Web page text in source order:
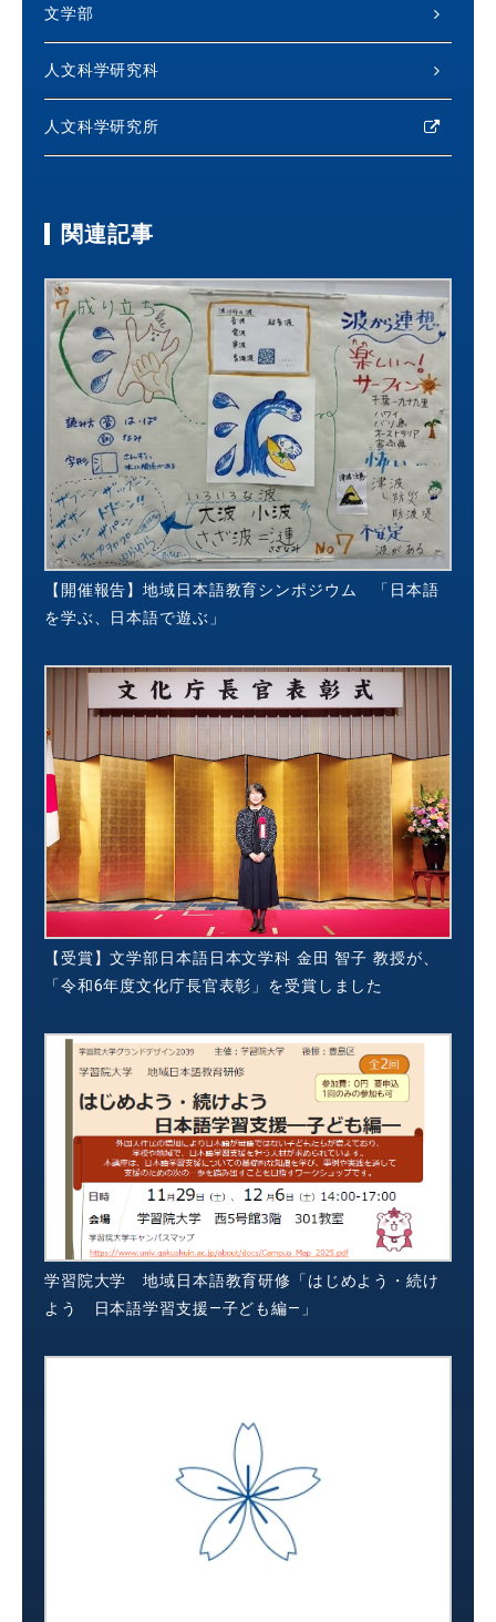
文学部
人文科学研究科
人文科学研究所
関連記事
【開催報告】地域日本語教育シンポジウム 「日本語
を学ぶ、日本語で遊ぶ」
【受賞】文学部日本語日本文学科 金田 智子 教授が、
「令和6年度文化庁長官表彰」を受賞しました
学習院大学 地域日本語教育研修「はじめよう・続け
よう 日本語学習支援―子ども編―」